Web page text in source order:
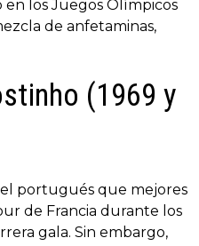
los Juegos Olímpicos
de anfetaminas,
(1969 y
portugués que mejores
de Francia durante los
gala. Sin embargo,